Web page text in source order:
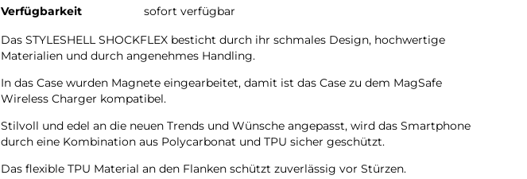
Verfügbarkeit
sofort verfügbar
Das STYLESHELL SHOCKFLEX besticht durch ihr schmales Design, hochwertige
Materialien und durch angenehmes Handling.
In das Case wurden Magnete eingearbeitet, damit ist das Case zu dem MagSafe
Wireless Charger kompatibel.
Stilvoll und edel an die neuen Trends und Wünsche angepasst, wird das Smartphone
durch eine Kombination aus Polycarbonat und TPU sicher geschützt.
Das flexible TPU Material an den Flanken schützt zuverlässig vor Stürzen.